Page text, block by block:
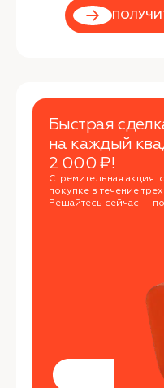
Быстрая
на каждый
2 000 ₽!
Стремительная
покупке в течение
Решайтесь сейчас —